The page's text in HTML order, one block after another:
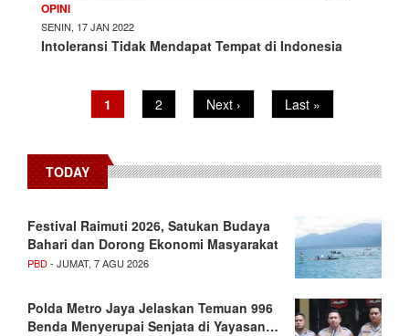
OPINI
SENIN, 17 JAN 2022
Intoleransi Tidak Mendapat Tempat di Indonesia
PaginationCurrent
page
1 Page
2
Next
page
Next ›
Last
page
Last »
TODAY
Festival Raimuti 2026, Satukan Budaya
Bahari dan Dorong Ekonomi Masyarakat
PBD- JUMAT, 7 AGU 2026
Polda Metro Jaya Jelaskan Temuan 996
Benda Menyerupai Senjata di Yayasan…